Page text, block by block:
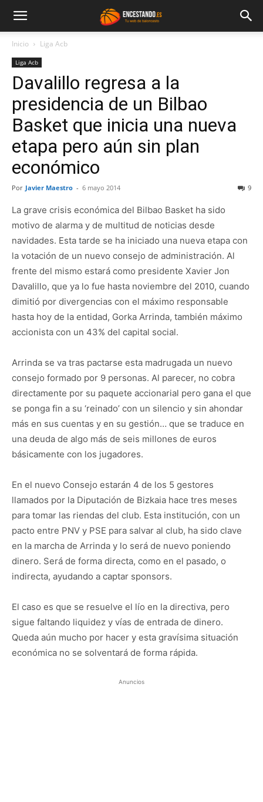
Inicio Liga Acb
Liga Acb
Davalillo regresa a la
presidencia de un Bilbao
Basket que inicia una nueva
etapa pero aún sin plan
económico
Por Javier Maestro - 6 mayo 2014 9
La grave crisis económica del Bilbao Basket ha sido
motivo de alarma y de multitud de noticias desde
navidades. Esta tarde se ha iniciado una nueva etapa con
la votación de un nuevo consejo de administración. Al
frente del mismo estará como presidente Xavier Jon
Davalillo, que ya lo fue hasta noviembre del 2010, cuando
dimitió por divergencias con el máximo responsable
hasta hoy de la entidad, Gorka Arrinda, también máximo
accionista con un 43% del capital social.
Arrinda se va tras pactarse esta madrugada un nuevo
consejo formado por 9 personas. Al parecer, no cobra
directamente por su paquete accionarial pero gana el que
se ponga fin a su ‘reinado’ con un silencio y sin ahondar
más en sus cuentas y en su gestión… que se traduce en
una deuda de algo más de seis millones de euros
básicamente con los jugadores.
En el nuevo Consejo estarán 4 de los 5 gestores
llamados por la Diputación de Bizkaia hace tres meses
para tomar las riendas del club. Esta institución, con un
pacto entre PNV y PSE para salvar al club, ha sido clave
en la marcha de Arrinda y lo será de nuevo poniendo
dinero. Será de forma directa, como en el pasado, o
indirecta, ayudando a captar sponsors.
El caso es que se resuelve el lío en la directiva, pero
sigue faltando liquidez y vías de entrada de dinero.
Queda aún mucho por hacer y esta gravísima situación
económica no se solventará de forma rápida.
Anuncios